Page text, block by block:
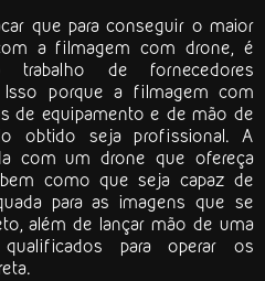
que para conseguir o maior
a filmagem com drone, é
trabalho de fornecedores
Isso porque a filmagem com
de equipamento e de mão de
obtido seja profissional. A
com um drone que ofereça
como que seja capaz de
para as imagens que se
além de lançar mão de uma
para operar os